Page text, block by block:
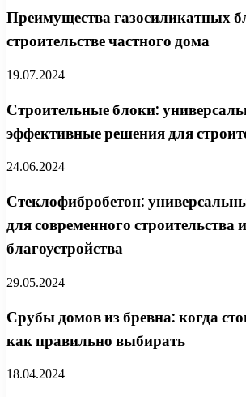
Преимущества газосиликатных
строительстве частного дома
19.07.2024
Строительные блоки:
эффективные решения для
24.06.2024
Стеклофибробетон:
для современного строительства и
благоустройства
29.05.2024
Срубы домов из бревна: когда
как правильно выбирать
18.04.2024